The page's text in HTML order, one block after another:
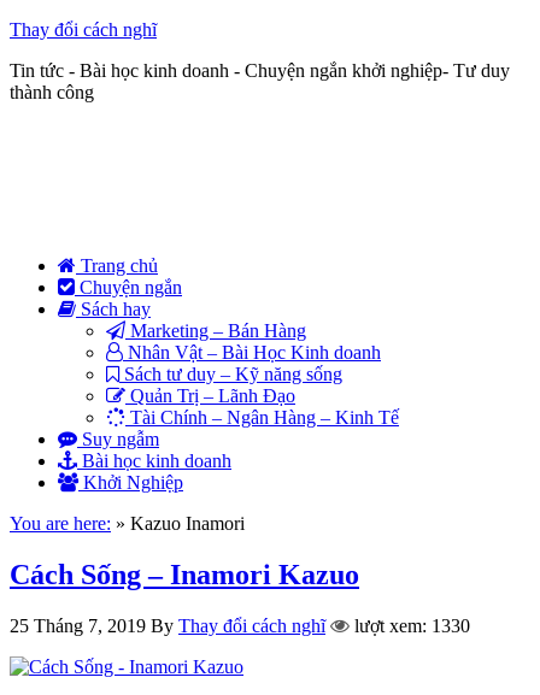
Thay đổi cách nghĩ
Tin tức - Bài học kinh doanh - Chuyện ngắn khởi nghiệp- Tư duy
thành công
Trang chủ
Chuyện ngắn
Sách hay
Marketing – Bán Hàng
Nhân Vật – Bài Học Kinh doanh
Sách tư duy – Kỹ năng sống
Quản Trị – Lãnh Đạo
Tài Chính – Ngân Hàng – Kinh Tế
Suy ngẫm
Bài học kinh doanh
Khởi Nghiệp
You are here: » Kazuo Inamori
Cách Sống – Inamori Kazuo
25 Tháng 7, 2019 By Thay đổi cách nghĩ lượt xem: 1330